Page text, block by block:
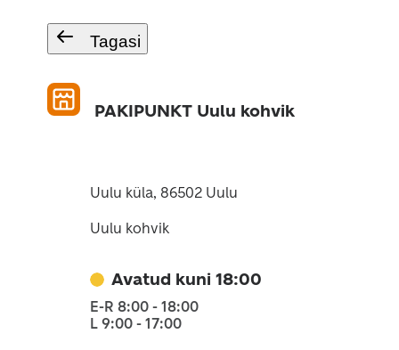
Tagasi
PAKIPUNKT Uulu kohvik
Uulu küla, 86502 Uulu
Uulu kohvik
Avatud kuni 18:00
E-R 8:00 - 18:00
L 9:00 - 17:00